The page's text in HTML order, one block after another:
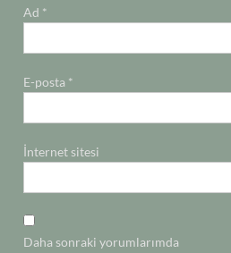
Ad *
E-posta *
İnternet sitesi
Daha sonraki yorumlarımda